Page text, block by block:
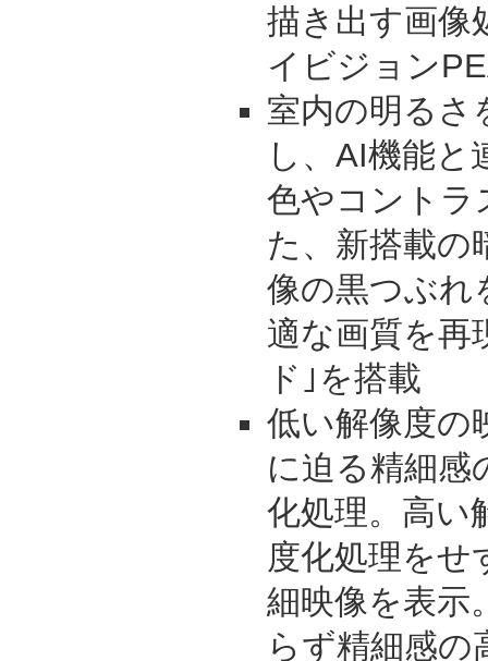
描き出す画像
イビジョン
室内の明るさ
し、AI機能と
色やコントラ
た、新搭載の
像の黒つぶれ
適な画質を再
ド｣を搭載
低い解像度の
に迫る精細感
化処理。高い
度化処理をせ
細映像を表示
らず精細感の